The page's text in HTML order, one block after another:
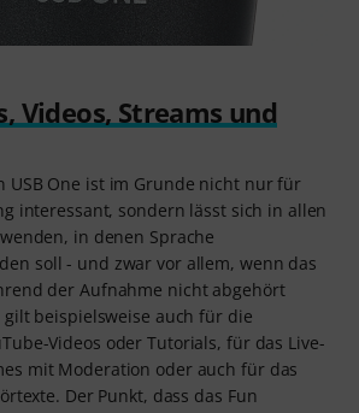
Videos, Streams und
USB One ist im Grunde nicht nur für
interessant, sondern lässt sich in allen
in denen Sprache
soll - und zwar vor allem, wenn das
der Aufnahme nicht abgehört
beispielsweise auch für die
Videos oder Tutorials, für das Live-
mit Moderation oder auch für das
Der Punkt, dass das Fun